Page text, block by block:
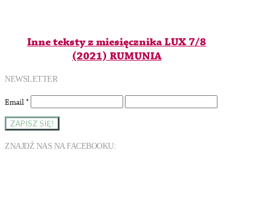
Inne teksty z miesięcznika LUX 7/8
(2021) RUMUNIA
NEWSLETTER
Email*
ZNAJDŹ NAS NA FACEBOOKU: